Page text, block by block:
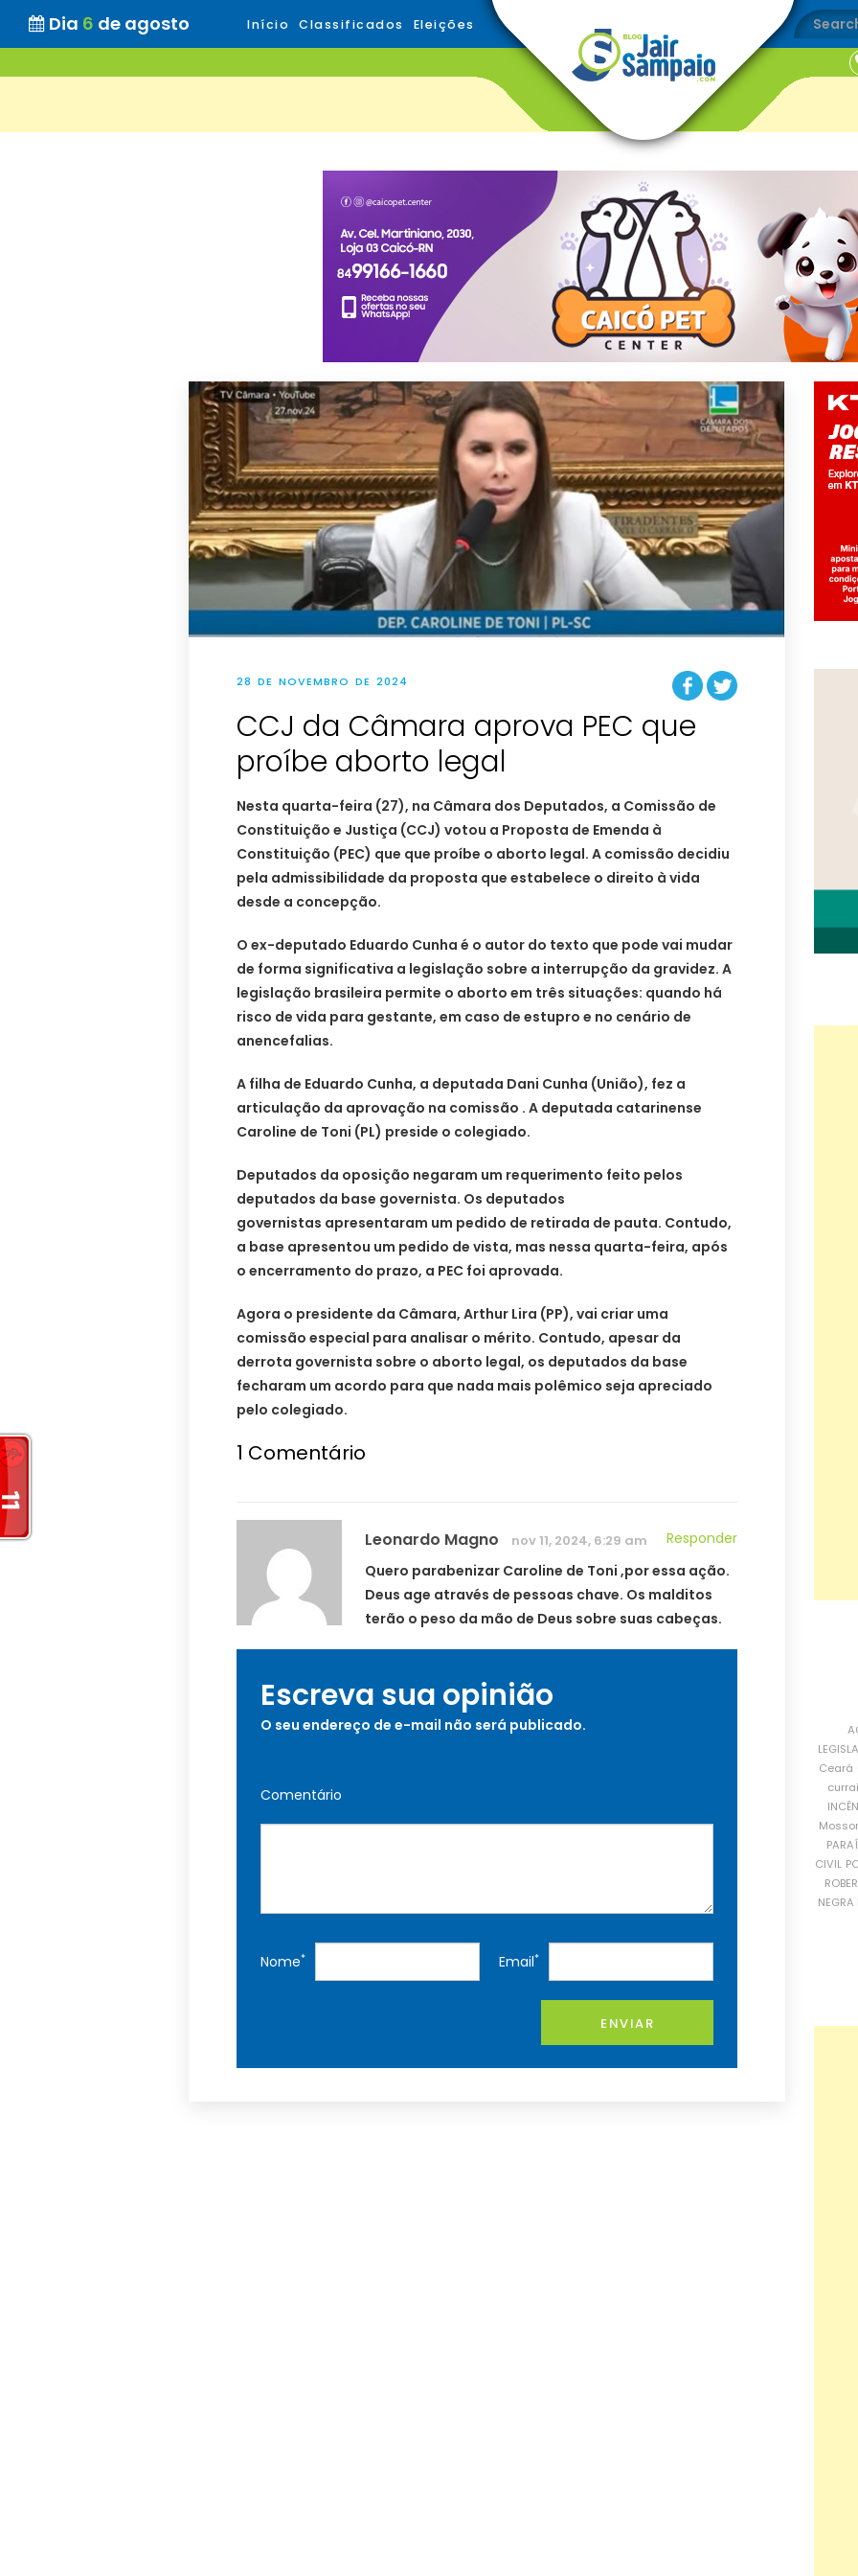
Dia 6 de agosto Início Classificados Eleições
28 DE NOVEMBRO DE 2024
CCJ da Câmara aprova PEC que
proíbe aborto legal
Nesta quarta-feira (27), na Câmara dos Deputados, a Comissão de
Constituição e Justiça (CCJ) votou a Proposta de Emenda à
Constituição (PEC) que que proíbe o aborto legal. A comissão decidiu
pela admissibilidade da proposta que estabelece o direito à vida
desde a concepção.
O ex-deputado Eduardo Cunha é o autor do texto que pode vai mudar
de forma significativa a legislação sobre a interrupção da gravidez. A
legislação brasileira permite o aborto em três situações: quando há
risco de vida para gestante, em caso de estupro e no cenário de
anencefalias.
A filha de Eduardo Cunha, a deputada Dani Cunha (União), fez a
articulação da aprovação na comissão . A deputada catarinense
Caroline de Toni (PL) preside o colegiado.
Deputados da oposição negaram um requerimento feito pelos
deputados da base governista. Os deputados
governistas apresentaram um pedido de retirada de pauta. Contudo,
a base apresentou um pedido de vista, mas nessa quarta-feira, após
o encerramento do prazo, a PEC foi aprovada.
Agora o presidente da Câmara, Arthur Lira (PP), vai criar uma
comissão especial para analisar o mérito. Contudo, apesar da
derrota governista sobre o aborto legal, os deputados da base
fecharam um acordo para que nada mais polêmico seja apreciado
pelo colegiado.
1 Comentário
Leonardo Magno nov 11, 2024, 6:29 am
Responder
Quero parabenizar Caroline de Toni ,por essa ação.
Deus age através de pessoas chave. Os malditos
terão o peso da mão de Deus sobre suas cabeças.
Escreva sua opinião
O seu endereço de e-mail não será publicado.
Comentário
Nome* Email*
ENVIAR
Ceará
CIVIL
NEGRA